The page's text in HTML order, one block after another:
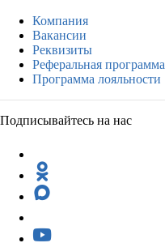
Компания
Вакансии
Реквизиты
Реферальная программа
Программа лояльности
Подписывайтесь на нас